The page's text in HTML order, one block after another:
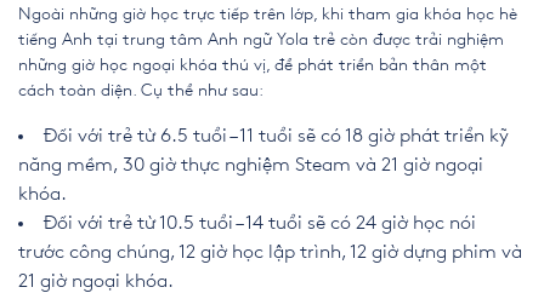
Ngoài những giờ học trực tiếp trên lớp, khi tham gia khóa học hè
tiếng Anh tại trung tâm Anh ngữ Yola trẻ còn được trải nghiệm
những giờ học ngoại khóa thú vị, để phát triển bản thân một
cách toàn diện. Cụ thể như sau:
Đối với trẻ từ 6.5 tuổi – 11 tuổi sẽ có 18 giờ phát triển kỹ
năng mềm, 30 giờ thực nghiệm Steam và 21 giờ ngoại
khóa.
Đối với trẻ từ 10.5 tuổi – 14 tuổi sẽ có 24 giờ học nói
trước công chúng, 12 giờ học lập trình, 12 giờ dựng phim và
21 giờ ngoại khóa.